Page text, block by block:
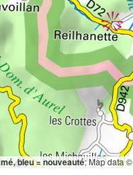
bleu = nouveauté; Map data ©